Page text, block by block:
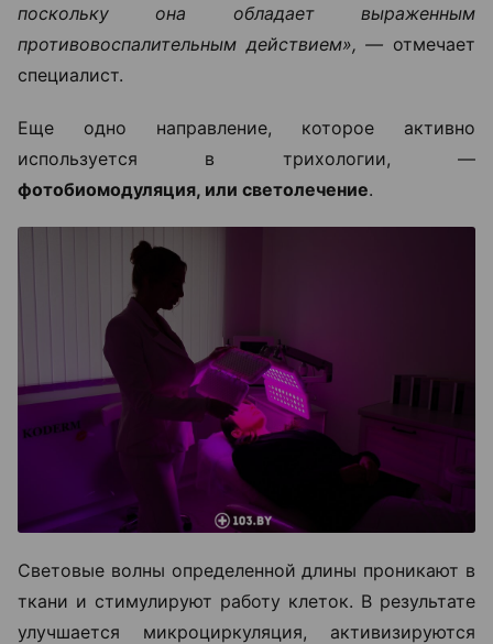
поскольку она обладает выраженным
противовоспалительным действием», — отмечает
специалист.
Еще одно направление, которое активно
используется в трихологии, —
фотобиомодуляция, или светолечение.
Световые волны определенной длины проникают в
ткани и стимулируют работу клеток. В результате
улучшается микроциркуляция, активизируются